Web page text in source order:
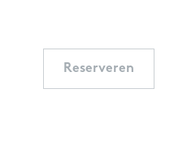
Reserveren